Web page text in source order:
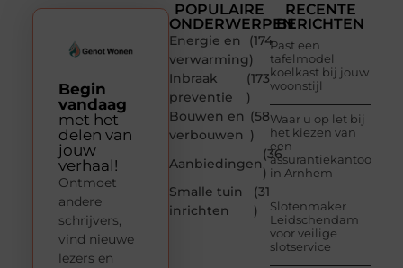
POPULAIRE
ONDERWERPEN
Energie en
verwarming
(174
)
Inbraak
preventie
(173
)
Bouwen en
verbouwen
(58
)
Aanbiedingen
(36
)
Smalle tuin
inrichten
(31
)
RECENTE
BERICHTEN
Past een
tafelmodel
koelkast bij jouw
woonstijl
Waar u op let bij
het kiezen van
een
assurantiekantoor
in Arnhem
Slotenmaker
Leidschendam
voor veilige
slotservice
Begin
vandaag
met het
delen van
jouw
verhaal!
Ontmoet
andere
schrijvers,
vind nieuwe
lezers en